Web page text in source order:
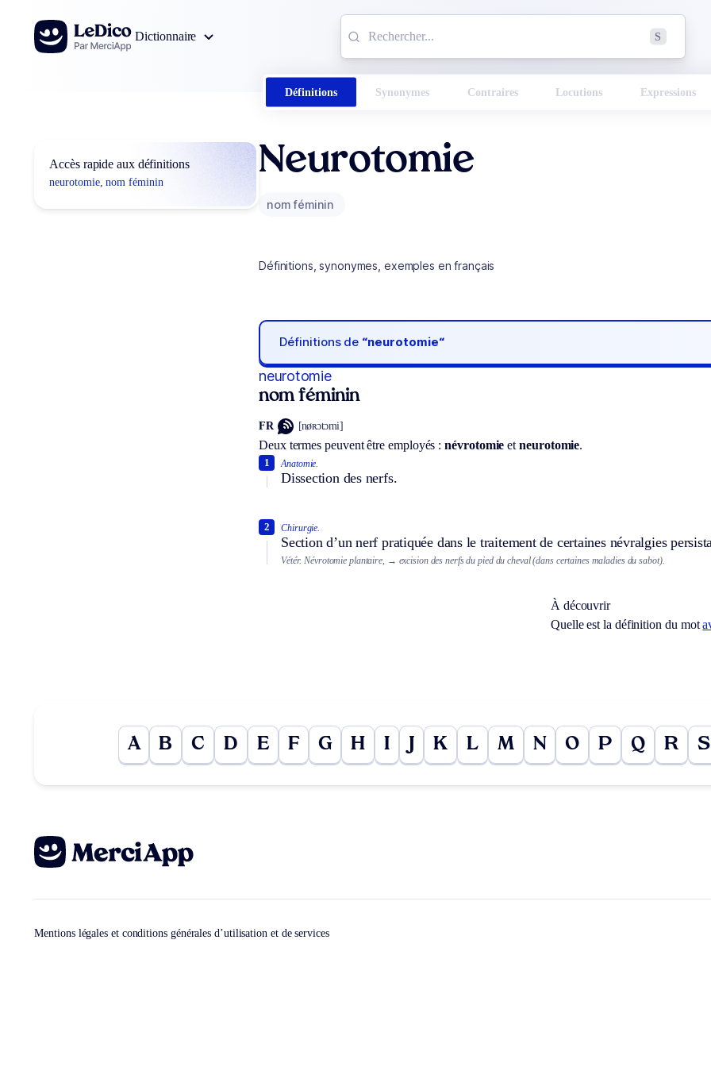
Aller au contenu
Dictionnaire
S
Définitions Synonymes Contraires Locutions Expressions
Accès rapide aux définitions
neurotomie, nom féminin
Neurotomie
nom féminin
Définitions, synonymes, exemples en français
Définitions de “neurotomie“
neurotomie
nom féminin
FR [nøʀɔtɔmi]
Deux termes peuvent être employés :névrotomie etneurotomie.
Anatomie.
Dissection des nerfs.
1
Chirurgie.
Section d’un nerf pratiquée dans le traitement de certaines névralgies
2
Vétér. Névrotomie plantaire, → excision des nerfs du pied du cheval (dans certaines maladies du sabot).
À découvrir
Quelle est la définition du mot
A B C D E F G H I J K L M N O P Q R S
Mentions légales et conditions générales d’utilisation et de services